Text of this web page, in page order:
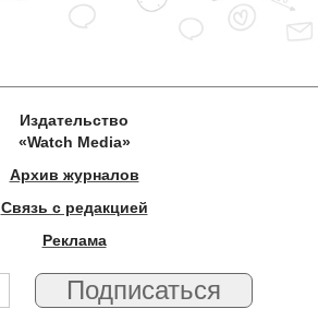
Издательство
«Watch Media»
Архив журналов
Связь с редакцией
Реклама